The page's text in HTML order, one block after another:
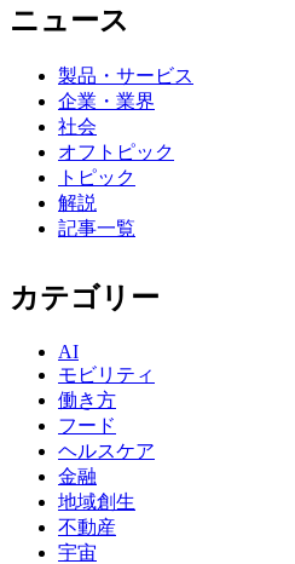
ニュース
製品・サービス
企業・業界
社会
オフトピック
トピック
解説
記事一覧
カテゴリー
AI
モビリティ
働き方
フード
ヘルスケア
金融
地域創生
不動産
宇宙